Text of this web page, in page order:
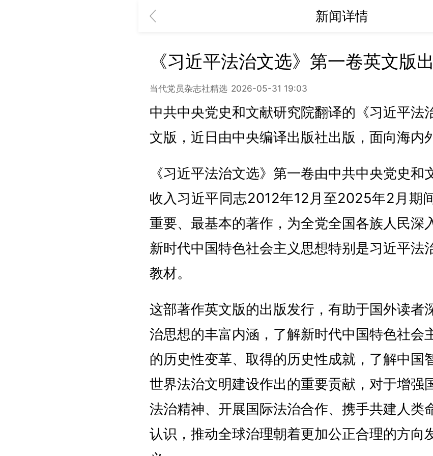
新闻详情
《习近平法治文选》第一卷英文版
当代党员杂志社精选 2026-05-31 19:03
中共中央党史和文献研究院翻译的《习近平法
文版，近日由中央编译出版社出版，面向海内
《习近平法治文选》第一卷由中共中央党史和
收入习近平同志2012年12月至2025年2月期
重要、最基本的著作，为全党全国各族人民深
新时代中国特色社会主义思想特别是习近平法
教材。
这部著作英文版的出版发行，有助于国外读者
治思想的丰富内涵，了解新时代中国特色社会
的历史性变革、取得的历史性成就，了解中国
世界法治文明建设作出的重要贡献，对于增强
法治精神、开展国际法治合作、携手共建人类
认识，推动全球治理朝着更加公正合理的方向